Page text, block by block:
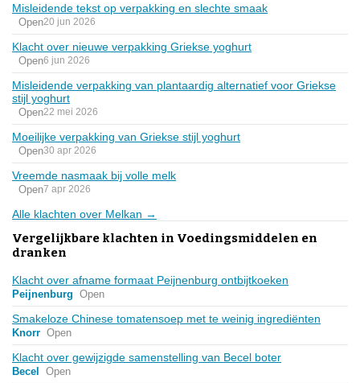
Misleidende tekst op verpakking en slechte smaak
Open20 jun 2026
Klacht over nieuwe verpakking Griekse yoghurt
Open6 jun 2026
Misleidende verpakking van plantaardig alternatief voor Griekse
stijl yoghurt
Open22 mei 2026
Moeilijke verpakking van Griekse stijl yoghurt
Open30 apr 2026
Vreemde nasmaak bij volle melk
Open7 apr 2026
Alle klachten over Melkan →
Vergelijkbare klachten in Voedingsmiddelen en
dranken
Klacht over afname formaat Peijnenburg ontbijtkoeken
Peijnenburg Open
Smakeloze Chinese tomatensoep met te weinig ingrediënten
Knorr Open
Klacht over gewijzigde samenstelling van Becel boter
Becel Open